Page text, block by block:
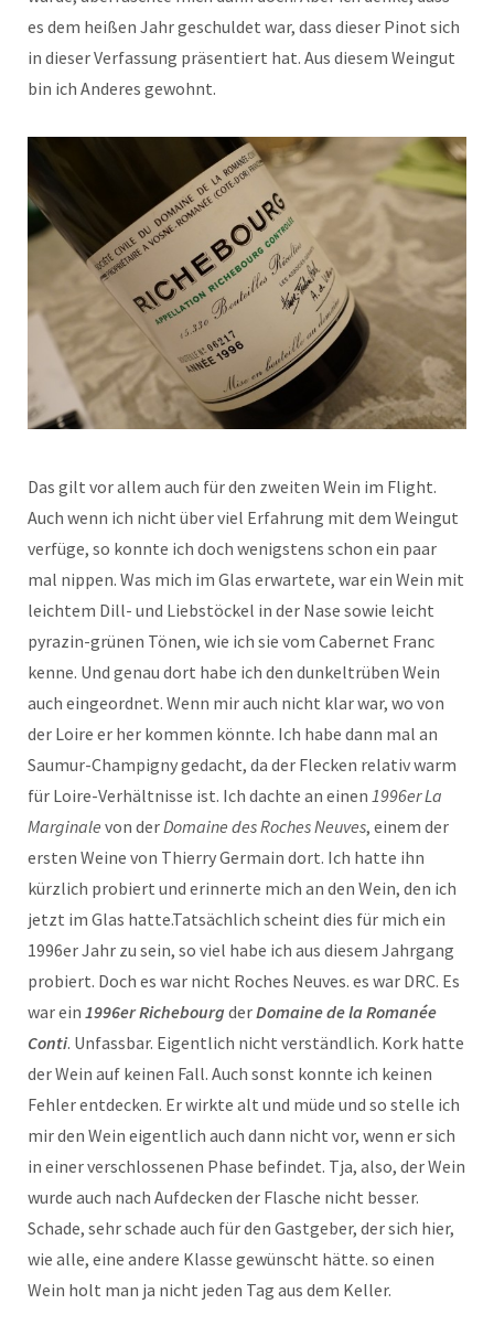
es dem heißen Jahr geschuldet war, dass dieser Pinot sich
in dieser Verfassung präsentiert hat. Aus diesem Weingut
bin ich Anderes gewohnt.
Das gilt vor allem auch für den zweiten Wein im Flight.
Auch wenn ich nicht über viel Erfahrung mit dem Weingut
verfüge, so konnte ich doch wenigstens schon ein paar
mal nippen. Was mich im Glas erwartete, war ein Wein mit
leichtem Dill- und Liebstöckel in der Nase sowie leicht
pyrazin-grünen Tönen, wie ich sie vom Cabernet Franc
kenne. Und genau dort habe ich den dunkeltrüben Wein
auch eingeordnet. Wenn mir auch nicht klar war, wo von
der Loire er her kommen könnte. Ich habe dann mal an
Saumur-Champigny gedacht, da der Flecken relativ warm
für Loire-Verhältnisse ist. Ich dachte an einen 1996er La
Marginale von derDomaine des Roches Neuves, einem der
ersten Weine von Thierry Germain dort. Ich hatte ihn
kürzlich probiert und erinnerte mich an den Wein, den ich
jetzt im Glas hatte.Tatsächlich scheint dies für mich ein
1996er Jahr zu sein, so viel habe ich aus diesem Jahrgang
probiert. Doch es war nicht Roches Neuves. es war DRC. Es
war ein 1996er Richebourg derDomaine de la Romanée
Conti. Unfassbar. Eigentlich nicht verständlich. Kork hatte
der Wein auf keinen Fall. Auch sonst konnte ich keinen
Fehler entdecken. Er wirkte alt und müde und so stelle ich
mir den Wein eigentlich auch dann nicht vor, wenn er sich
in einer verschlossenen Phase befindet. Tja, also, der Wein
wurde auch nach Aufdecken der Flasche nicht besser.
Schade, sehr schade auch für den Gastgeber, der sich hier,
wie alle, eine andere Klasse gewünscht hätte. so einen
Wein holt man ja nicht jeden Tag aus dem Keller.